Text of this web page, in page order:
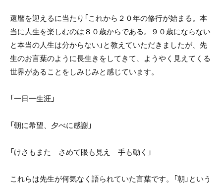
還暦を迎えるに当たり「これから２０年の修行が始まる。本
当に人生を楽しむのは８０歳からである。９０歳にならない
と本当の人生は分からない」と教えていただきましたが、先
生のお言葉のように長生きをしてきて、ようやく見えてくる
世界があることをしみじみと感じています。
「一日一生涯」
「朝に希望、夕べに感謝」
「けさもまた さめて眼も見え 手も動く」
これらは先生が何気なく語られていた言葉です。「朝」という